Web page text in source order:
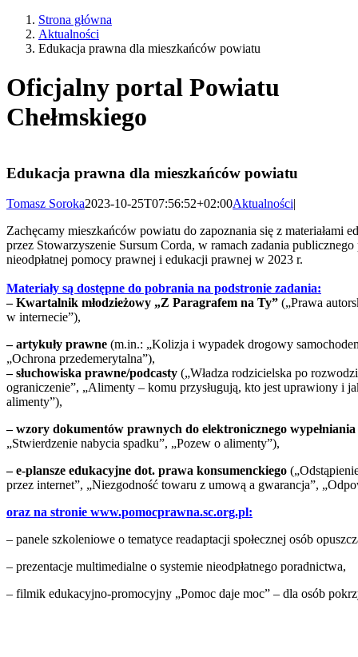
Strona główna
Aktualności
Edukacja prawna dla mieszkańców powiatu
Oficjalny portal Powiatu
Chełmskiego
Edukacja prawna dla mieszkańców powiatu
Tomasz Soroka2023-10-25T07:56:52+02:00Aktualności|
Zachęcamy mieszkańców powiatu do zapoznania się z materiałami
przez Stowarzyszenie Sursum Corda, w ramach zadania
nieodpłatnej pomocy prawnej i edukacji prawnej w 2023 r.
Materiały są dostępne do pobrania na podstronie zadania:
– Kwartalnik młodzieżowy „Z Paragrafem na Ty” („Prawa
w internecie”),
– artykuły prawne (m.in.: „Kolizja i wypadek drogowy
„Ochrona przedemerytalna”),
– słuchowiska prawne/podcasty („Władza rodzicielska po
ograniczenie”, „Alimenty – komu przysługują, kto jest uprawiony i
alimenty”),
– wzory dokumentów prawnych do elektronicznego
„Stwierdzenie nabycia spadku”, „Pozew o alimenty”),
– e-plansze edukacyjne dot. prawa konsumenckiego
przez internet”, „Niezgodność towaru z umową a gwarancja”,
oraz na stronie www.pomocprawna.sc.org.pl:
– panele szkoleniowe o tematyce readaptacji społecznej osób
– prezentacje multimedialne o systemie nieodpłatnego poradnictwa,
– filmik edukacyjno-promocyjny „Pomoc daje moc” – dla osób